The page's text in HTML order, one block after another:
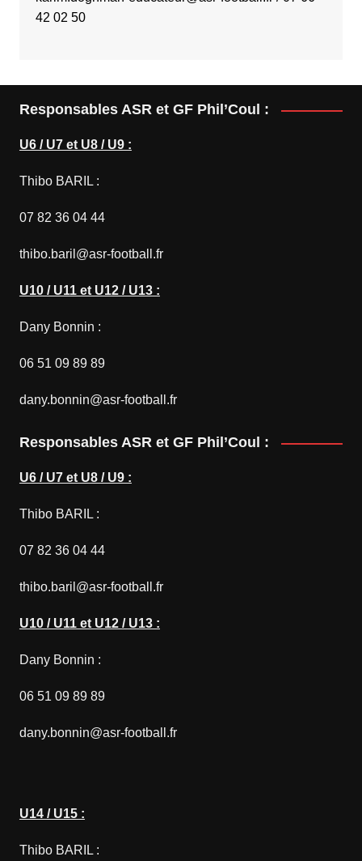
42 02 50
Responsables ASR et GF Phil’Coul :
U6 / U7 et U8 / U9 :
Thibo BARIL :
07 82 36 04 44
thibo.baril@asr-football.fr
U10 / U11 et U12 / U13 :
Dany Bonnin :
06 51 09 89 89
dany.bonnin@asr-football.fr
Responsables ASR et GF Phil’Coul :
U6 / U7 et U8 / U9 :
Thibo BARIL :
07 82 36 04 44
thibo.baril@asr-football.fr
U10 / U11 et U12 / U13 :
Dany Bonnin :
06 51 09 89 89
dany.bonnin@asr-football.fr
U14 / U15 :
Thibo BARIL :